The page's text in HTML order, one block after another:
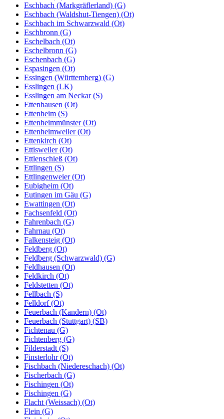
Eschbach (Markgräflerland) (G)
Eschbach (Waldshut-Tiengen) (Ot)
Eschbach im Schwarzwald (Ot)
Eschbronn (G)
Eschelbach (Ot)
Eschelbronn (G)
Eschenbach (G)
Espasingen (Ot)
Essingen (Württemberg) (G)
Esslingen (LK)
Esslingen am Neckar (S)
Ettenhausen (Ot)
Ettenheim (S)
Ettenheimmünster (Ot)
Ettenheimweiler (Ot)
Ettenkirch (Ot)
Ettisweiler (Ot)
Ettlenschieß (Ot)
Ettlingen (S)
Ettlingenweier (Ot)
Eubigheim (Ot)
Eutingen im Gäu (G)
Ewattingen (Ot)
Fachsenfeld (Ot)
Fahrenbach (G)
Fahrnau (Ot)
Falkensteig (Ot)
Feldberg (Ot)
Feldberg (Schwarzwald) (G)
Feldhausen (Ot)
Feldkirch (Ot)
Feldstetten (Ot)
Fellbach (S)
Felldorf (Ot)
Feuerbach (Kandern) (Ot)
Feuerbach (Stuttgart) (SB)
Fichtenau (G)
Fichtenberg (G)
Filderstadt (S)
Finsterlohr (Ot)
Fischbach (Niedereschach) (Ot)
Fischerbach (G)
Fischingen (Ot)
Fischingen (G)
Flacht (Weissach) (Ot)
Flein (G)